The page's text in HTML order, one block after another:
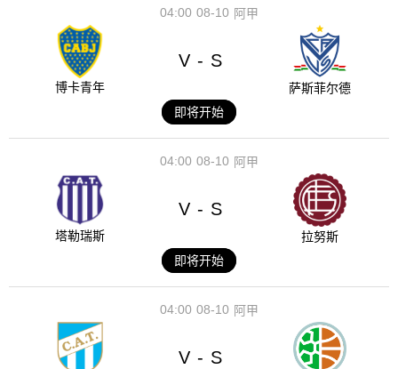
08-10
04:00 阿甲
博卡青年
V - S
萨斯菲尔德
即将开始
08-10
04:00 阿甲
塔勒瑞斯
V - S
拉努斯
即将开始
08-10
04:00 阿甲
V - S